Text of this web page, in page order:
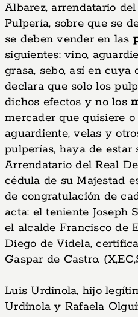
Albarez, arrendatario
Pulpería, sobre que se
se deben vender en las
siguientes: vino,
grasa, sebo, así en cuya
declara que solo los
dichos efectos y no los
mercader que quisiere
aguardiente, velas y
pulperías, haya de estar
Arrendatario del Real
cédula de su Majestad
de congratulación de
acta: el teniente Joseph
el alcalde Francisco de
Diego de Videla,
Gaspar de Castro.
Luis Urdinola, hijo
Urdinola y Rafaela